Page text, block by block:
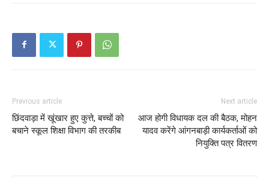
Previous article
छिंदवाड़ा में खूंखार हुए कुत्ते, बच्चों को
बचाने स्कूल शिक्षा विभाग की तरकीब
Next article
आज होगी विधायक दल की बैठक, मोहन
यादव करेंगे आंगनबाड़ी कार्यकर्ताओं को
नियुक्ति पत्र वितरण